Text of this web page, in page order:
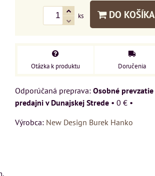
ks DO KOŠÍKA
Otázka k produktu Doručenia
Osobné prevzatie
predajni v Dunajskej Strede • 0 € •
Výrobca: New Design Burek Hanko